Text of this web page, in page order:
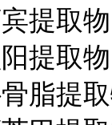
提取
提取
脂提